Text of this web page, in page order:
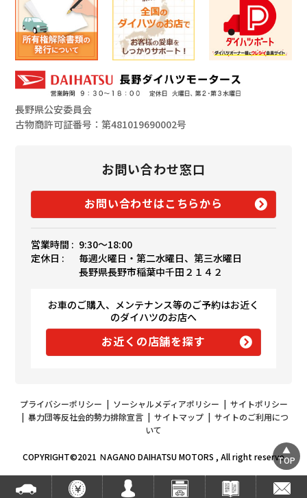
長野県公安委員会
古物商許可証番号：第481019690002号
お問い合わせ窓口
お問い合わせはこちらから
営業時間 : 9:30〜18:00
定休日 :
毎週火曜日・第二水曜日、第三水曜日
長野県長野市稲葉中千田２１４２
お車のご購入、メンテナンス等のご予約はお近く
のダイハツのお店へ
お近くの店舗を探す
プライバシーポリシー | ソーシャルメディアポリシー | サイトポリシー
| 暴力団等反社会的勢力排除宣言| サイトマップ| サイトのご利用につ
いて
COPYRIGHT©2021 ＮAGANO DAIHATSU MOTORS , All right reserveTOP